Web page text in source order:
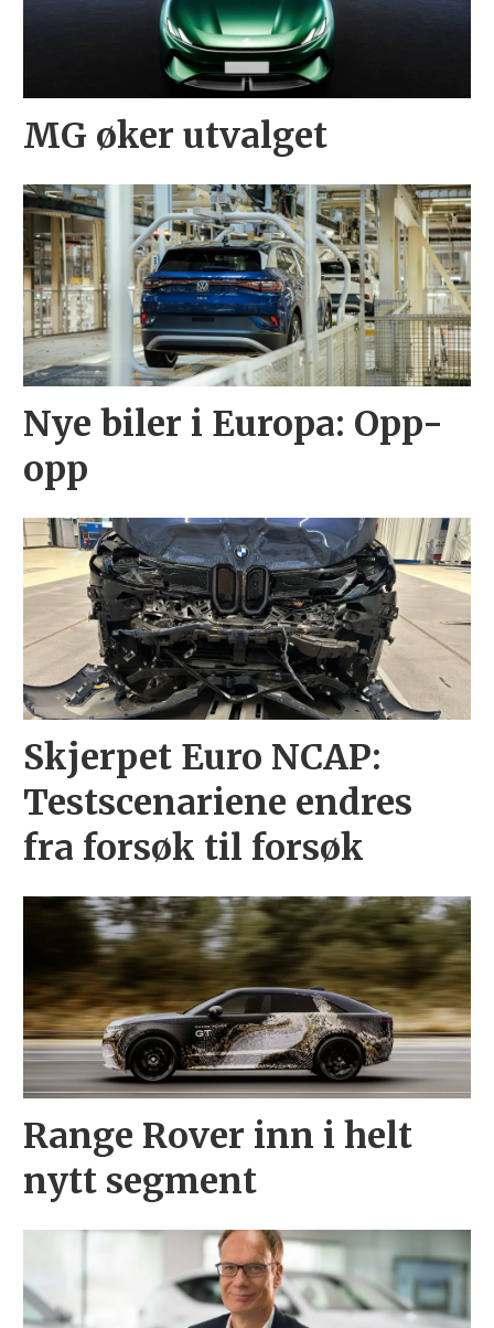
MG øker utvalget
Nye biler i Europa: Opp-
opp
Skjerpet Euro NCAP:
Testscenariene endres
fra forsøk til forsøk
Range Rover inn i helt
nytt segment